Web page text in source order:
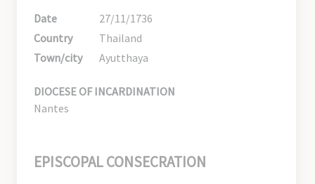
Date
27/11/1736
Country
Thailand
Town/city
Ayutthaya
DIOCESE OF INCARDINATION
Nantes
EPISCOPAL CONSECRATION